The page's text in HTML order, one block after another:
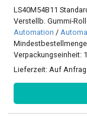
LS40M54B11
Verstellb. Gummi-
Automation /
Verpackungseinheit: 1
Lieferzeit:Auf